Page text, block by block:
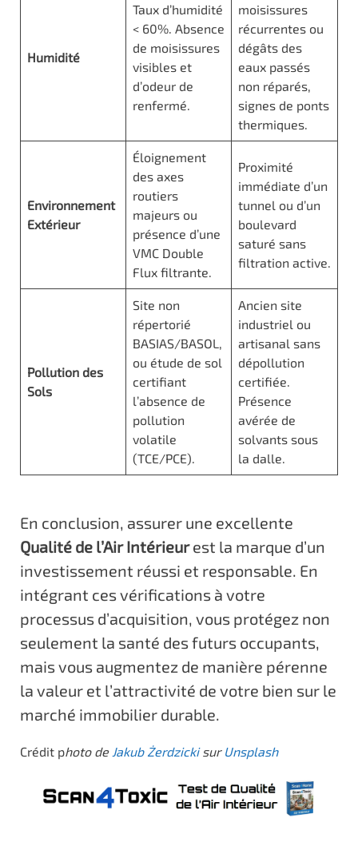
Humidité
Taux d’humidité
< 60%. Absence
de moisissures
visibles et
d’odeur de
renfermé.
moisissures
récurrentes ou
dégâts des
eaux passés
non réparés,
signes de ponts
thermiques.
Environnement
Extérieur
Éloignement
des axes
routiers
majeurs ou
présence d’une
VMC Double
Flux filtrante.
Proximité
immédiate d’un
tunnel ou d’un
boulevard
saturé sans
filtration active.
Pollution des
Sols
Site non
répertorié
BASIAS/BASOL,
ou étude de sol
certifiant
l’absence de
pollution
volatile
(TCE/PCE).
Ancien site
industriel ou
artisanal sans
dépollution
certifiée.
Présence
avérée de
solvants sous
la dalle.
En conclusion, assurer une excellente
Qualité de l’Air Intérieurest la marque d’un
investissement réussi et responsable. En
intégrant ces vérifications à votre
processus d’acquisition, vous protégez non
seulement la santé des futurs occupants,
mais vous augmentez de manière pérenne
la valeur et l’attractivité de votre bien sur le
marché immobilier durable.
Crédit photo de Jakub Żerdzickisur Unsplash